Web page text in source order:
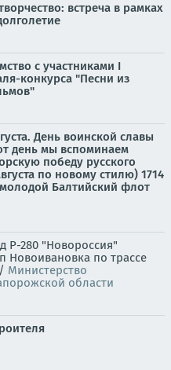
встреча в рамках
с участниками I
конкурса "Песни из
День воинской славы
день мы вспоминаем
победу русского
по новому стилю) 1714
молодой Балтийский флот
Р-280 "Новороссия"
Новоивановка по трассе
Министерство
области